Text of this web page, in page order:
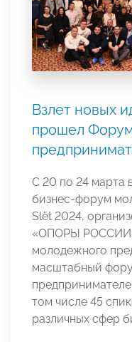
Взлет новых
прошел
С 20 по 24 марта
бизнес-форум
Slёt 2024,
«ОПОРЫ
молодежного
масштабный
том числе 45
различных сфер